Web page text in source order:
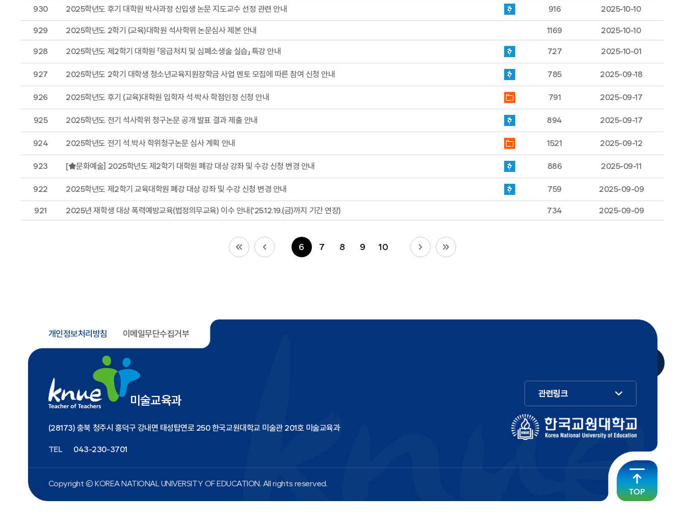
930 2025학년도 후기 대학원 박사과정 신입생 논문 지도교수 선정 관련 안내 916 2025-10-10
929 2025학년도 2학기 (교육)대학원 석사학위 논문심사 제본 안내 1169 2025-10-10
928 2025학년도 제2학기 대학원 「응급처치 및 심폐소생술 실습」 특강 안내 727 2025-10-01
927 2025학년도 2학기 대학생 청소년교육지원장학금 사업 멘토 모집에 따른 참여 신청 안내 785 2025-09-18
926 2025학년도 후기 (교육)대학원 입학자 석·박사 학점인정 신청 안내 791 2025-09-17
925 2025학년도 전기 석사학위 청구논문 공개 발표 결과 제출 안내 894 2025-09-17
924 2025학년도 전기 석.박사 학위청구논문 심사 계획 안내 1521 2025-09-12
923 [★문화예술] 2025학년도 제2학기 대학원 폐강 대상 강좌 및 수강 신청 변경 안내 886 2025-09-11
922 2025학년도 제2학기 교육대학원 폐강 대상 강좌 및 수강 신청 변경 안내 759 2025-09-09
921 2025년 재학생 대상 폭력예방교육(법정의무교육) 이수 안내('25.12.19.(금)까지 기간 연장) 734 2025-09-09
6 7 8 9 10
개인정보처리방침 이메일무단수집거부
미술교육과
(28173) 충북 청주시 흥덕구 강내면 태성탑연로 250 한국교원대학교 미술관 201호 미술교육과
TEL 043-230-3701
관련링크
Copyright ⓒ KOREA NATIONAL UNIVERSITY OF EDUCATION. All rights reserved.
TOP